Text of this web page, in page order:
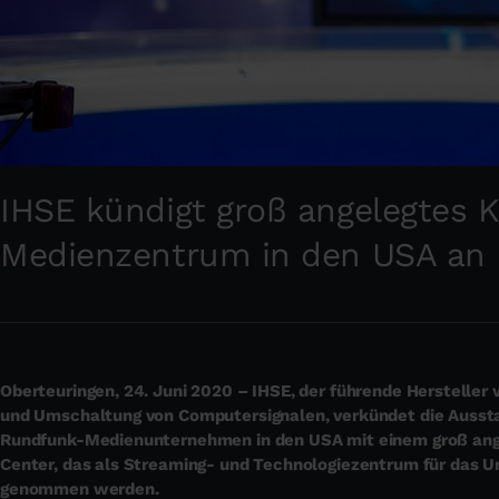
IHSE kündigt groß angelegtes
Medienzentrum in den USA an
Oberteuringen, 24. Juni 2020 – IHSE, der führende Hersteller
und Umschaltung von Computersignalen, verkündet die
Rundfunk-Medienunternehmen in den USA mit einem groß
Center, das als Streaming- und Technologiezentrum für das
genommen werden.